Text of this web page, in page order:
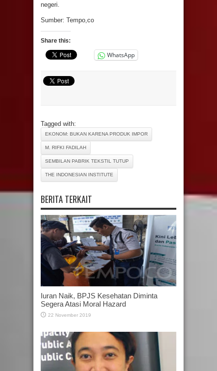
negeri.
Sumber: Tempo,co
Share this:
WhatsApp
Tagged with:
EKONOM: BUKAN KARENA PRODUK IMPOR
M. RIFKI FADILAH
SEMBILAN PABRIK TEKSTIL TUTUP
THE INDONESIAN INSTITUTE
BERITA TERKAIT
Iuran Naik, BPJS Kesehatan Diminta
Segera Atasi Moral Hazard
22 November 2019